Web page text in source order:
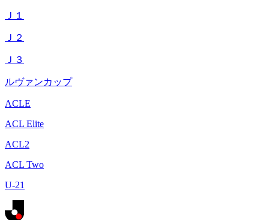
Ｊ１
Ｊ２
Ｊ３
ルヴァンカップ
ACLE
ACL Elite
ACL2
ACL Two
U-21